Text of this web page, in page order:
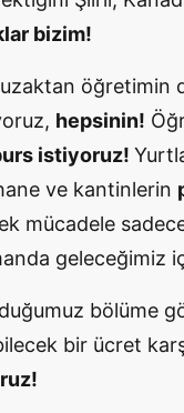
bizim!
öğretimin
hepsinin!
istiyoruz!
ve kantinlerin
mücadele
geleceğimiz
bölüme
bir ücret